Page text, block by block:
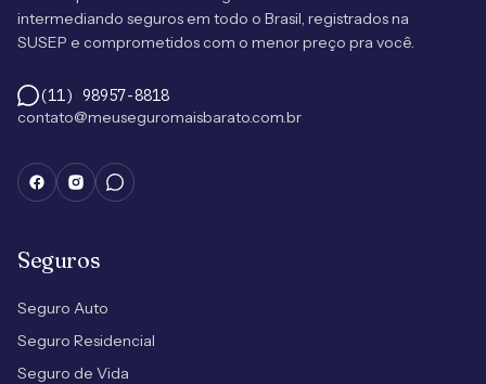
intermediando seguros em todo o Brasil, registrados na
SUSEP e comprometidos com o menor preço pra você.
(11) 98957-8818
contato@meuseguromaisbarato.com.br
Seguros
Seguro Auto
Seguro Residencial
Seguro de Vida